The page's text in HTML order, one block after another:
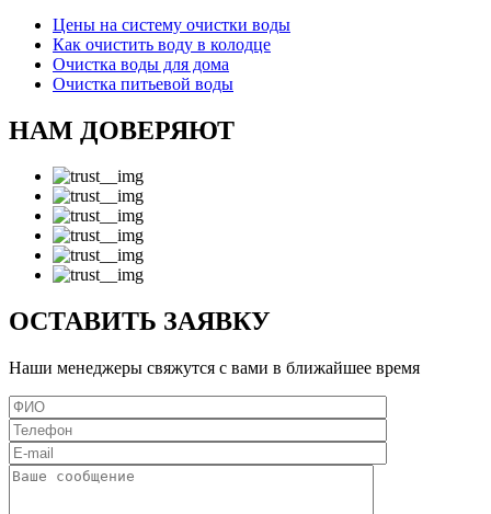
Цены на систему очистки воды
Как очистить воду в колодце
Очистка воды для дома
Очистка питьевой воды
НАМ ДОВЕРЯЮТ
ОСТАВИТЬ ЗАЯВКУ
Наши менеджеры свяжутся с вами в ближайшее время